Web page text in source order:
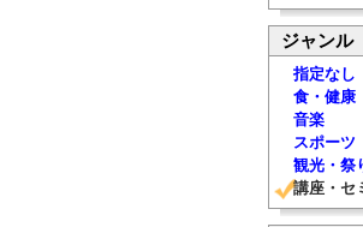
ジャンル
指定なし
食・健康
音楽
スポーツ
観光・祭
講座・セ